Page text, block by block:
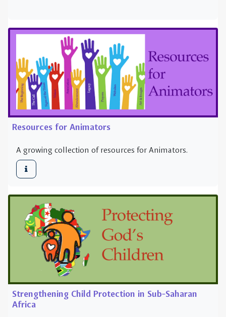
Resources for Animators
A growing collection of resources for Animators.
Strengthening Child Protection in Sub-Saharan
Africa
Students In this course will acquire comprehensive,
specialized, factual and theoretical knowledge within
the field of safeguarding. The aim of this course is
thus a thorough basic introduct